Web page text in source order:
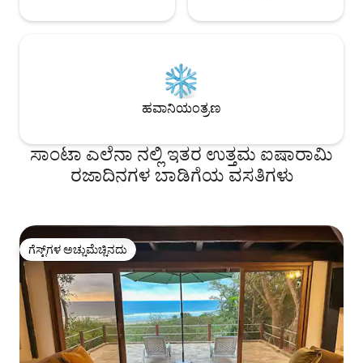
ಹವಾನಿಯಂತ್ರಣ
ಸಾಂಟಾ ಎಲೆನಾ ನಲ್ಲಿ ಇತರ ಉತ್ತಮ ಐಷಾರಾಮಿ
ರಜಾದಿನಗಳ ಬಾಡಿಗೆಯ ವಸತಿಗಳು
ಗೆಸ್ಟ್‌ಗಳ ಅಚ್ಚುಮೆಚ್ಚಿನದು
ಗೆಸ್ಟ್‌ಗಳ ಅಚ್ಚುಮೆಚ್ಚಿನದು